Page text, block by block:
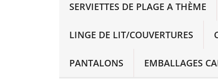
SERVIETTES DE PLAGE A THÈME
LINGE DE LIT/COUVERTURES
PANTALONS EMBALLAGES